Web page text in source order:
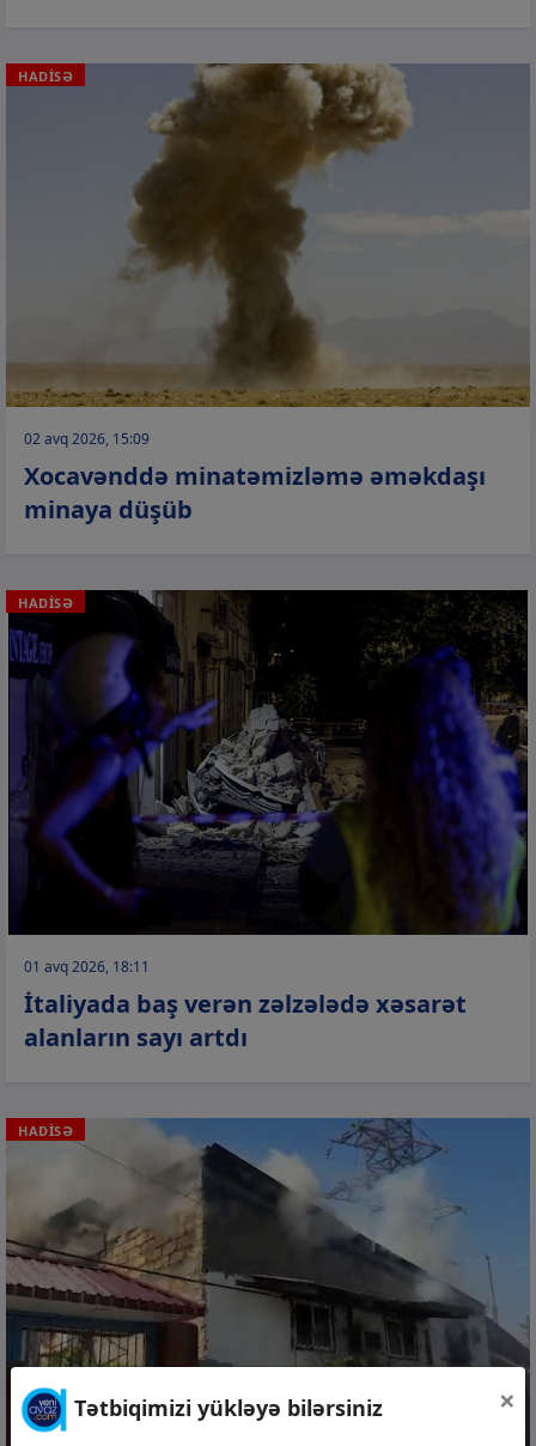
HADİSƏ
02 avq 2026, 15:09
Xocavənddə minatəmizləmə əməkdaşı
minaya düşüb
HADİSƏ
01 avq 2026, 18:11
İtaliyada baş verən zəlzələdə xəsarət
alanların sayı artdı
HADİSƏ
Tətbiqimizi yükləyə bilərsiniz ×